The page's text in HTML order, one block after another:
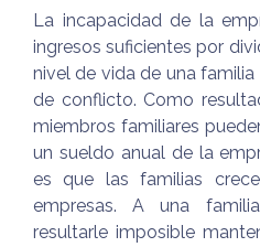
La incapacidad de la
ingresos suficientes por
nivel de vida de una
de conflicto. Como
miembros familiares
un sueldo anual de la
es que las familias
empresas. A una
resultarle imposible